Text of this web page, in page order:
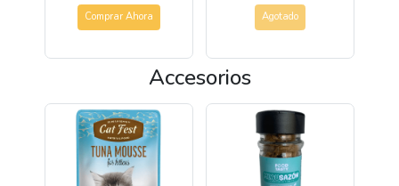
Comprar Ahora Agotado
Accesorios